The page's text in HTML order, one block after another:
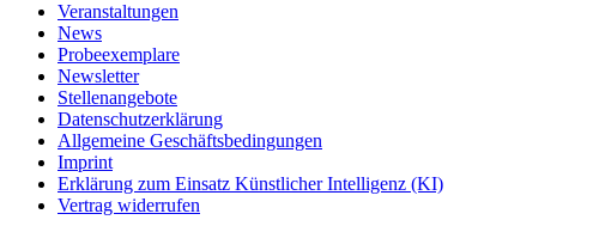
Veranstaltungen
News
Probeexemplare
Newsletter
Stellenangebote
Datenschutzerklärung
Allgemeine Geschäftsbedingungen
Imprint
Erklärung zum Einsatz Künstlicher Intelligenz (KI)
Vertrag widerrufen